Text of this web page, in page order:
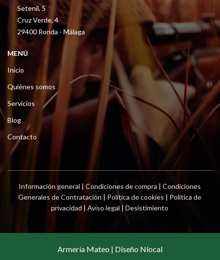
Setenil, 5
Cruz Verde, 4
29400 Ronda - Málaga
MENÚ
Inicio
Quiénes somos
Servicios
Blog
Contacto
Información general |Condiciones de compra |Condiciones
Generales de Contratación
Política de cookies
Política de
privacidad |Aviso legal |Desistimiento
Armería Mateo | Diseño Nlocal